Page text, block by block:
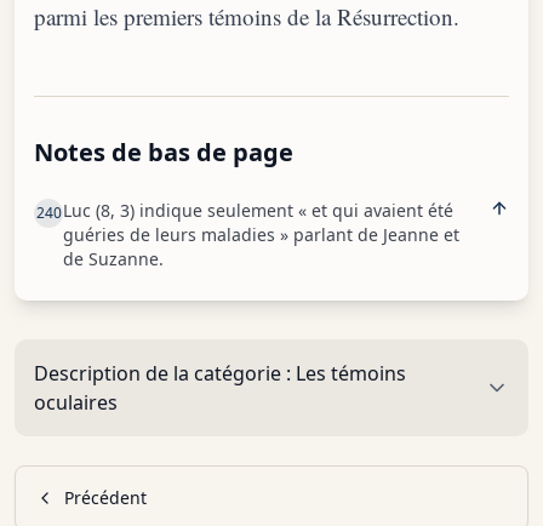
parmi les premiers témoins de la Résurrection.
Notes de bas de page
240Luc (8, 3) indique seulement « et qui avaient été
guéries de leurs maladies » parlant de Jeanne et
de Suzanne.
Description de la catégorie : Les témoins
oculaires
Précédent